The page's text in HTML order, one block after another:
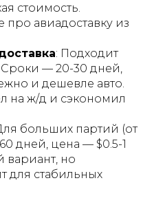
стоимость.
про авиадоставку из
: Подходит
Сроки — 20-30 дней,
и дешевле авто.
на ж/д и сэкономил
больших партий (от
дней, цена — $0.5-1
вариант, но
для стабильных